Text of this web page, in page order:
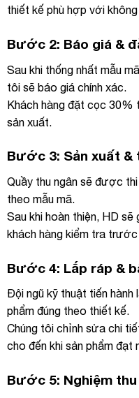
thiết kế phù hợp với
Bước 2: Báo giá &
Sau khi thống nhất mẫu
tôi sẽ báo giá chính xác.
Khách hàng đặt cọc 30%
sản xuất.
Bước 3: Sản xuất &
Quầy thu ngân sẽ được
theo mẫu mã.
Sau khi hoàn thiện, HD
khách hàng kiểm tra
Bước 4: Lắp ráp &
Đội ngũ kỹ thuật tiến hành
phẩm đúng theo thiết kế.
Chúng tôi chỉnh sửa chi
cho đến khi sản phẩm đạt
Bước 5: Nghiệm